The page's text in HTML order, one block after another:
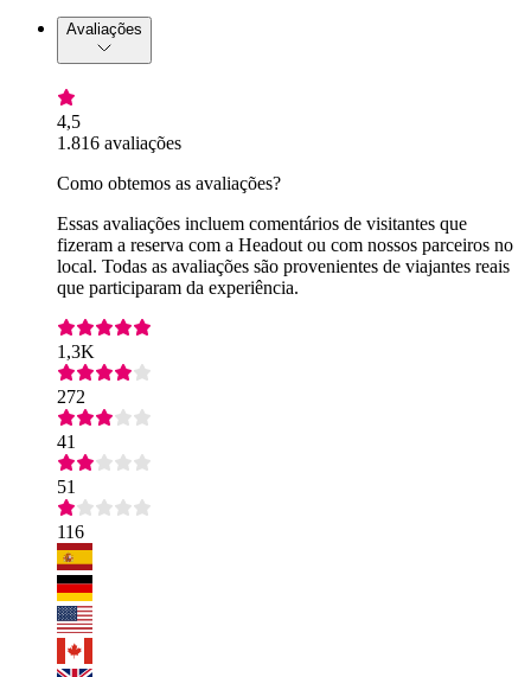
Avaliações
4,5
1.816 avaliações
Como obtemos as avaliações?
Essas avaliações incluem comentários de visitantes que
fizeram a reserva com a Headout ou com nossos parceiros no
local. Todas as avaliações são provenientes de viajantes reais
que participaram da experiência.
1,3K
272
41
51
116